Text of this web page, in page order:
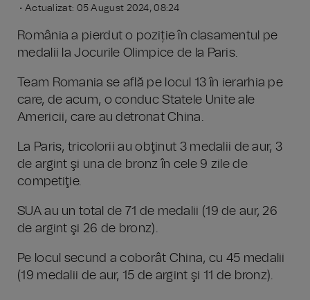
• Actualizat: 05 August 2024, 08:24
România a pierdut o poziție în clasamentul pe
medalii la Jocurile Olimpice de la Paris.
Team Romania se află pe locul 13 în ierarhia pe
care, de acum, o conduc Statele Unite ale
Americii, care au detronat China.
La Paris, tricolorii au obţinut 3 medalii de aur, 3
de argint şi una de bronz în cele 9 zile de
competiţie.
SUA au un total de 71 de medalii (19 de aur, 26
de argint şi 26 de bronz).
Pe locul secund a coborât China, cu 45 medalii
(19 medalii de aur, 15 de argint şi 11 de bronz).